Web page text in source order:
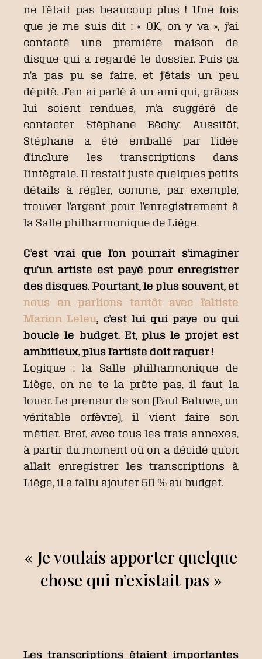
ne l’était pas beaucoup plus ! Une fois
que je me suis dit : « OK, on y va », j’ai
contacté une première maison de
disque qui a regardé le dossier. Puis ça
n’a pas pu se faire, et j’étais un peu
dépité. J’en ai parlé à un ami qui, grâces
lui soient rendues, m’a suggéré de
contacter Stéphane Béchy. Aussitôt,
Stéphane a été emballé par l’idée
d’inclure les transcriptions dans
l’intégrale. Il restait juste quelques petits
détails à régler, comme, par exemple,
trouver l’argent pour l’enregistrement à
la Salle philharmonique de Liège.
C’est vrai que l’on pourrait s’imaginer
qu’un artiste est payé pour enregistrer
des disques. Pourtant, le plus souvent, et
nous en parlions tantôt avec l’altiste
Marion Leleu, c’est lui qui paye ou qui
boucle le budget. Et, plus le projet est
ambitieux, plus l’artiste doit raquer !
Logique : la Salle philharmonique de
Liège, on ne te la prête pas, il faut la
louer. Le preneur de son (Paul Baluwe, un
véritable orfèvre), il vient faire son
métier. Bref, avec tous les frais annexes,
à partir du moment où on a décidé qu’on
allait enregistrer les transcriptions à
Liège, il a fallu ajouter 50 % au budget.
« Je voulais apporter quelque
chose qui n’existait pas »
Les transcriptions étaient importantes